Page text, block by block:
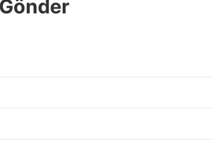
Gönder